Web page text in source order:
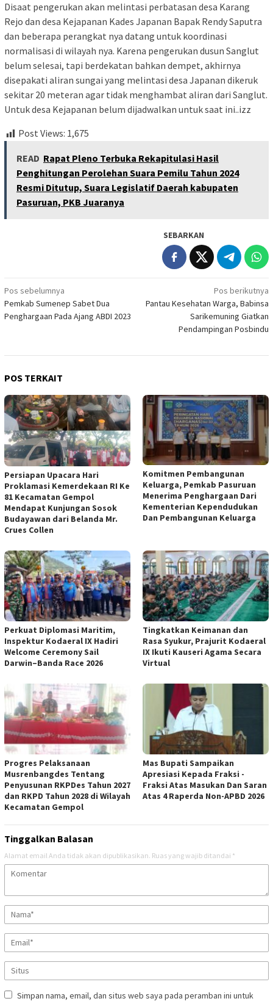
Disaat pengerukan akan melintasi perbatasan desa Karang
Rejo dan desa Kejapanan Kades Japanan Bapak Rendy Saputra
dan beberapa perangkat nya datang untuk koordinasi
normalisasi di wilayah nya. Karena pengerukan dusun Sanglut
belum selesai, tapi berdekatan bahkan dempet, akhirnya
disepakati aliran sungai yang melintasi desa Japanan dikeruk
sekitar 20 meteran agar tidak menghambat aliran dari Sanglut.
Untuk desa Kejapanan belum dijadwalkan untuk saat ini..izz
Post Views: 1,675
READ Rapat Pleno Terbuka Rekapitulasi Hasil
Penghitungan Perolehan Suara Pemilu Tahun 2024
Resmi Ditutup, Suara Legislatif Daerah kabupaten
Pasuruan, PKB Juaranya
SEBARKAN
Navigasi
pos
Pos sebelumnya
Pemkab Sumenep Sabet Dua
Penghargaan Pada Ajang ABDI 2023
Pos berikutnya
Pantau Kesehatan Warga, Babinsa
Sarikemuning Giatkan
Pendampingan Posbindu
POS TERKAIT
Persiapan Upacara Hari
Proklamasi Kemerdekaan RI Ke
81 Kecamatan Gempol
Mendapat Kunjungan Sosok
Budayawan dari Belanda Mr.
Crues Collen
Komitmen Pembangunan
Keluarga, Pemkab Pasuruan
Menerima Penghargaan Dari
Kementerian Kependudukan
Dan Pembangunan Keluarga
Perkuat Diplomasi Maritim,
Inspektur Kodaeral IX Hadiri
Welcome Ceremony Sail
Darwin–Banda Race 2026
Tingkatkan Keimanan dan
Rasa Syukur, Prajurit Kodaeral
IX Ikuti Kauseri Agama Secara
Virtual
Progres Pelaksanaan
Musrenbangdes Tentang
Penyusunan RKPDes Tahun 2027
dan RKPD Tahun 2028 di Wilayah
Kecamatan Gempol
Mas Bupati Sampaikan
Apresiasi Kepada Fraksi -
Fraksi Atas Masukan Dan Saran
Atas 4 Raperda Non-APBD 2026
Tinggalkan Balasan
Alamat email Anda tidak akan dipublikasikan. Ruas yang wajib ditandai *
Simpan nama, email, dan situs web saya pada peramban ini untuk